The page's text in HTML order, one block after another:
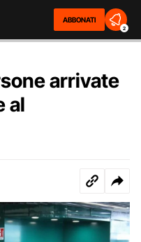
ABBONATI
2
arrivate
al